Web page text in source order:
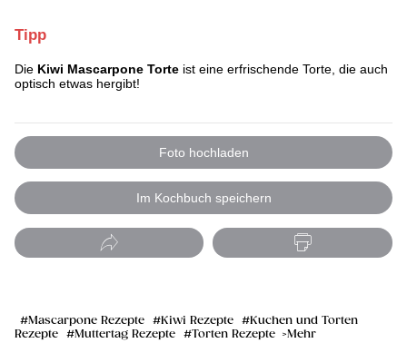
Tipp
Die Kiwi Mascarpone Torte ist eine erfrischende Torte, die auch
optisch etwas hergibt!
Foto hochladen
Im Kochbuch speichern
Mascarpone Rezepte Kiwi Rezepte
Kuchen und Torten
Rezepte
Muttertag Rezepte Torten Rezepte Mehr